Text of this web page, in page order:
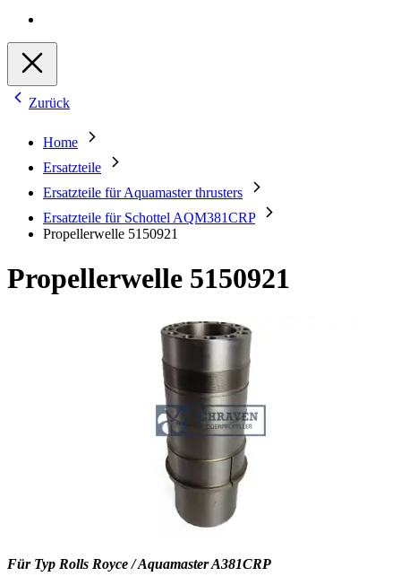
Zurück
Home
Ersatzteile
Ersatzteile für Aquamaster thrusters
Ersatzteile für Schottel AQM381CRP
Propellerwelle 5150921
Propellerwelle 5150921
Für Typ Rolls Royce / Aquamaster A381CRP